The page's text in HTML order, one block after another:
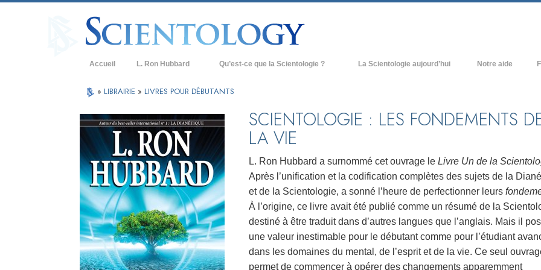
Accueil L. Ron Hubbard Qu’est-ce que la Scientologie ?
Croyances et pratiques
Les scientologues et la Scientologie
Rencontrez un scientologue
À l’intérieur d’une église
Les principes de base de la Scientologie
La Dianétique : Une introduction
Amour et haine –
Qu’est-ce que la grandeur ?
La Scientologie aujourd’hui
Base à terre de Flag
Freewinds
Apporter la Scientologie au monde
entier
David Miscavige - Chef ecclésiastique
de la Scientologie
Notre aide
À
» LIBRAIRIE » LIVRES POUR DÉBUTANTS
SCIENTOLOGIE : LES FONDEMENTS
LA VIE
L. Ron Hubbard a surnommé cet ouvrage le Livre Un de la
Après l’unification et la codification complètes des sujets de la
et de la Scientologie, a sonné l’heure de perfectionner leurs
À l’origine, ce livre avait été publié comme un résumé de la
destiné à être traduit dans d’autres langues que l’anglais. Mais il
une valeur inestimable pour le débutant comme pour l’étudiant
dans les domaines du mental, de l’esprit et de la vie. Ce seul
permet de commencer à opérer des changements apparemment